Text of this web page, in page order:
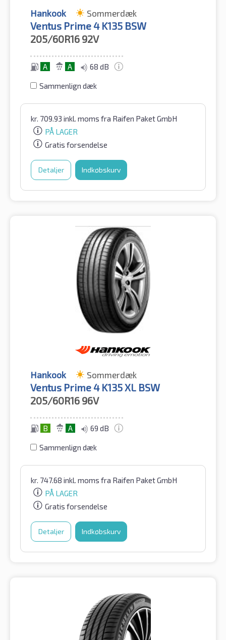
Hankook Sommerdæk
Ventus Prime 4 K135 BSW
205/60R16 92V
A A 68 dB
Sammenlign dæk
kr. 709.93 inkl. moms fra Raifen Paket GmbH
PÅ LAGER
Gratis forsendelse
Detaljer Indkøbskurv
Hankook Sommerdæk
Ventus Prime 4 K135 XL BSW
205/60R16 96V
B A 69 dB
Sammenlign dæk
kr. 747.68 inkl. moms fra Raifen Paket GmbH
PÅ LAGER
Gratis forsendelse
Detaljer Indkøbskurv